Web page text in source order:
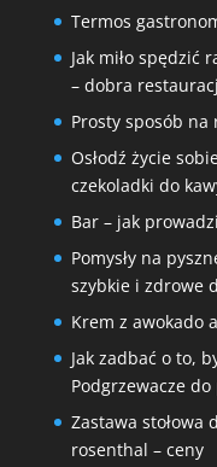
Termos
Jak miło spędzić
– dobra
Prosty sposób na
Osłodź życie
czekoladki do
Bar – jak
Pomysły na
szybkie i zdrowe
Krem z awokado
Jak zadbać o to,
Podgrzewacze
Zastawa stołowa
rosenthal – ceny